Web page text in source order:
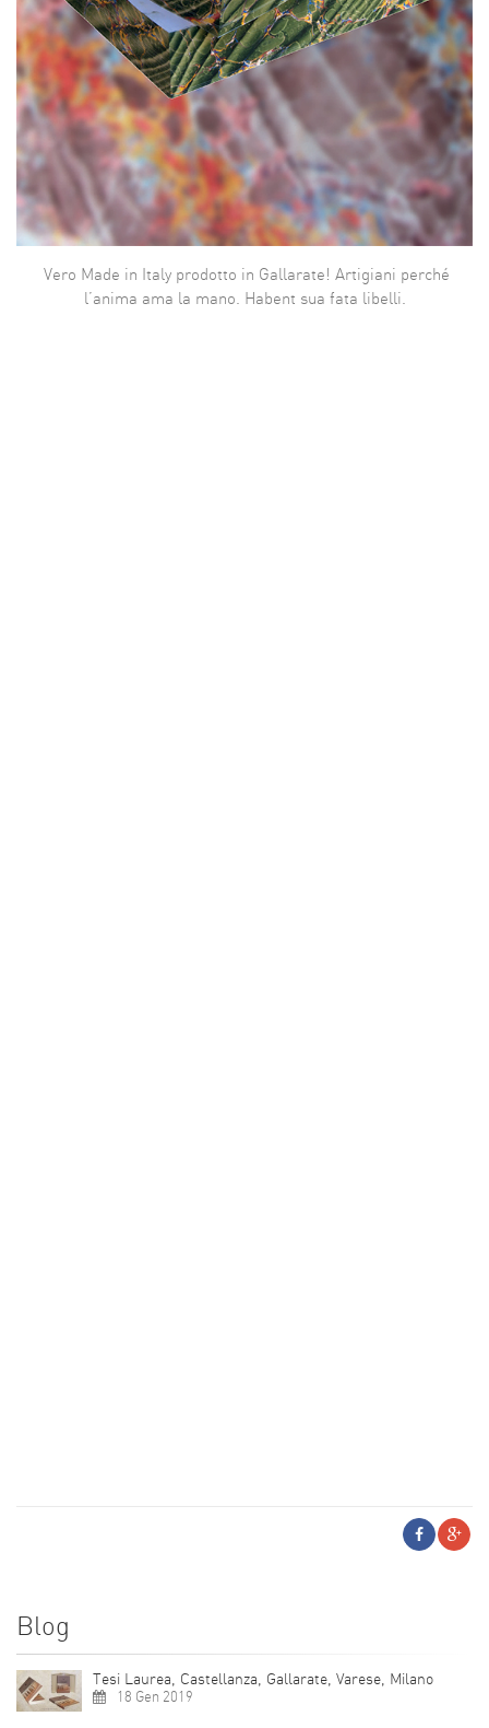
Vero Made in Italy prodotto in Gallarate! Artigiani perché
l’anima ama la mano. Habent sua fata libelli.
Blog
Tesi Laurea, Castellanza, Gallarate, Varese, Milano
18 Gen 2019